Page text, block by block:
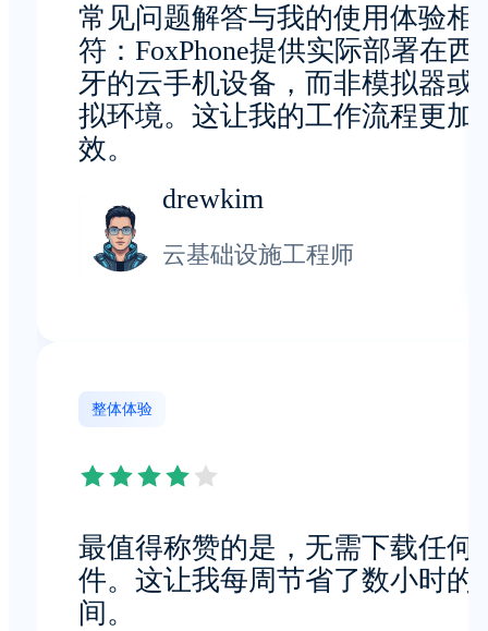
常见问题解答与我的使用体验相
符：FoxPhone提供实际部署在西
牙的云手机设备，而非模拟器或
拟环境。这让我的工作流程更加
效。
drewkim
云基础设施工程师
整体体验
最值得称赞的是，无需下载任何
件。这让我每周节省了数小时的
间。